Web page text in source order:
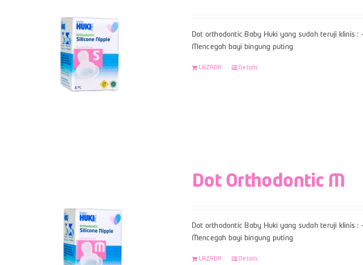
Dot orthodontic Baby Huki yang sudah teruji klinis
Mencegah bayi bingung puting
LAZADA Details
Dot Orthodontic M
Dot orthodontic Baby Huki yang sudah teruji klinis
Mencegah bayi bingung puting
LAZADA Details